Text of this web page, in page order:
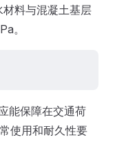
料与混凝土基层
。
能保障在交通荷
使用和耐久性要